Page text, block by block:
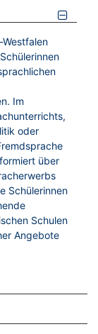
Im
oder
über
Schülerinnen
Schulen
Angebote
ANGESEHENE